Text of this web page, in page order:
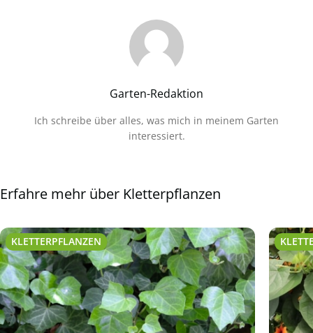
Garten-Redaktion
Ich schreibe über alles, was mich in meinem Garten
interessiert.
Erfahre mehr über Kletterpflanzen
KLETTERPFLANZEN